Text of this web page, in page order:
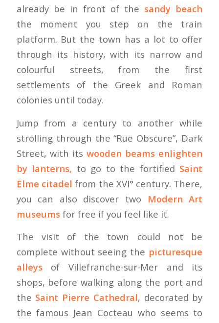
already be in front of the sandy beach
the moment you step on the train
platform. But the town has a lot to offer
through its history, with its narrow and
colourful streets, from the first
settlements of the Greek and Roman
colonies until today.
Jump from a century to another while
strolling through the “Rue Obscure”, Dark
Street, with itswooden beams enlighten
by lanterns, to go to the fortified Saint
Elme citadel from the XVI° century. There,
you can also discover two Modern Art
museumsfor free if you feel like it.
The visit of the town could not be
complete without seeing the picturesque
alleysof Villefranche-sur-Mer and its
shops, before walking along the port and
the Saint Pierre Cathedral, decorated by
the famous Jean Cocteau who seems to